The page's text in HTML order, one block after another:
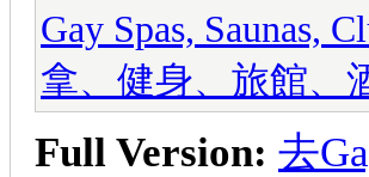
Gay Spas, Saunas,
拿、健身、旅館、
Full Version: 去